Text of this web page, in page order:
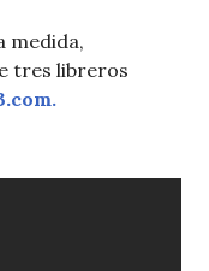
medida,
tres libreros